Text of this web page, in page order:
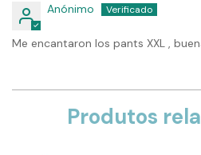
Anónimo
Me encantaron los pants XXL ,
Produtos